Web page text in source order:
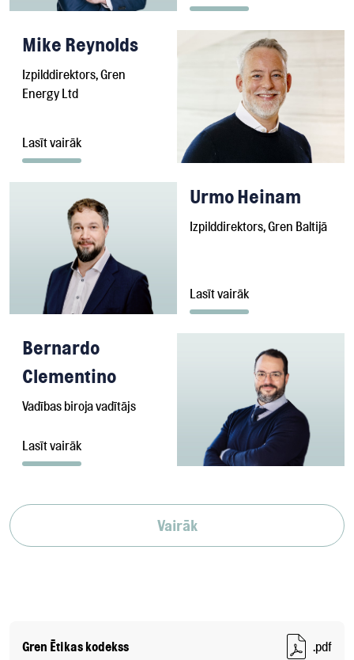
Mike Reynolds
Izpilddirektors, Gren
Energy Ltd
Lasīt vairāk
Urmo Heinam
Izpilddirektors, Gren Baltijā
Lasīt vairāk
Bernardo
Clementino
Vadības biroja vadītājs
Lasīt vairāk
Vairāk
Gren Ētikas kodekss .pdf